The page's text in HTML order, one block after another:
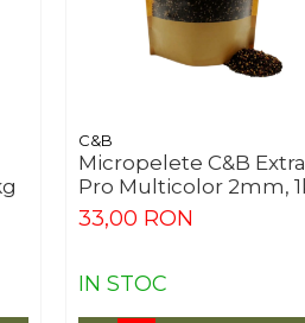
C&B
Micropelete C&B Extra
Pro Multicolor 2mm,
33,00 RON
IN STOC